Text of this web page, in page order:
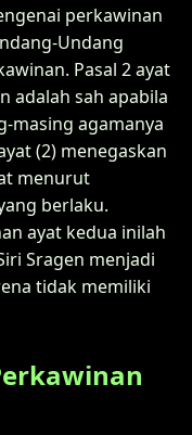
perkawinan
Undang
Pasal 2 ayat
adalah sah apabila
masing agamanya
(2) menegaskan
menurut
berlaku.
ayat kedua inilah
Sragen menjadi
tidak memiliki